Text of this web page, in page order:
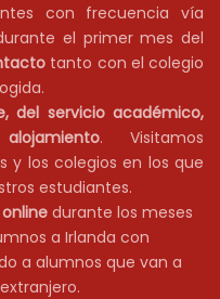
con frecuencia vía
el primer mes del
tanto con el colegio
del servicio académico,
. Visitamos
y los colegios en los que
estudiantes.
durante los meses
a Irlanda con
a alumnos que van a